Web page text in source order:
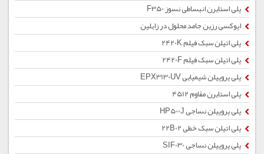
پلی استایرن انبساطی نسوز F350
اپوکسی رزین جامد محلول در زایلین
پلی اتیلن سبک فیلم 2420K
پلی اتیلن سبک فیلم 2420F
پلی پروپیلن شیمیایی EPX3130UV
پلی استایرن مقاوم 4512
پلی پروپیلن نساجی HP500J
پلی اتیلن سبک خطی 22B02
پلی پروپیلن نساجی SIF030